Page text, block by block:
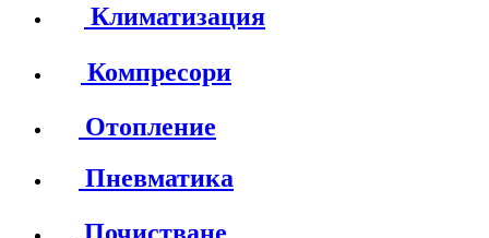
Климатизация
Компресори
Отопление
Пневматика
Почистване